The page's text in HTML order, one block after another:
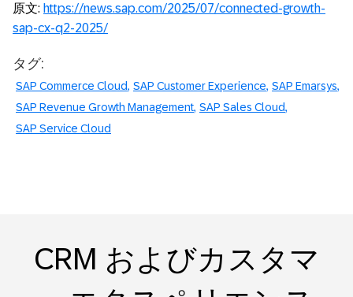
原文: https://news.sap.com/2025/07/connected-growth-
sap-cx-q2-2025/
タグ:
SAP Commerce Cloud SAP Customer Experience SAP Emarsys
SAP Revenue Growth Management SAP Sales Cloud
SAP Service Cloud
CRM およびカスタマ